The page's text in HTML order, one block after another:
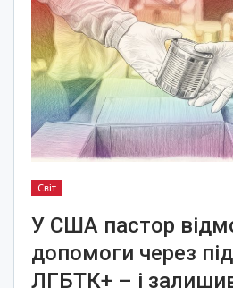
Світ
У США пастор
допомоги через
ЛГБТК+ – і